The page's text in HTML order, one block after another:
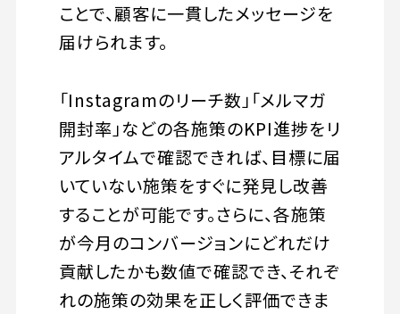
ことで、顧客に一貫したメッセージを
届けられます。
「Instagramのリーチ数」「メルマガ
開封率」などの各施策のKPI進捗をリ
アルタイムで確認できれば、目標に届
いていない施策をすぐに発見し改善
することが可能です。さらに、各施策
が今月のコンバージョンにどれだけ
貢献したかも数値で確認でき、それぞ
れの施策の効果を正しく評価できま